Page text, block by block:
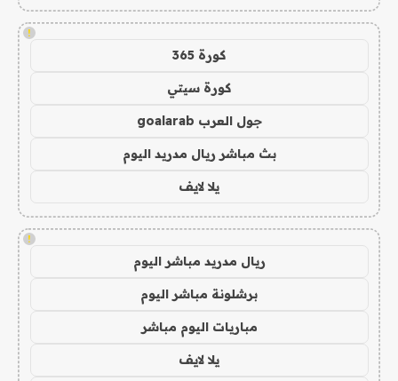
!
كورة 365
كورة سيتي
جول العرب goalarab
بث مباشر ريال مدريد اليوم
يلا لايف
!
ريال مدريد مباشر اليوم
برشلونة مباشر اليوم
مباريات اليوم مباشر
يلا لايف